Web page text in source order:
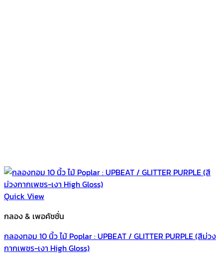
Quick View
กลอง & เพอคัชชั่น
กลองทอม 10 นิ้ว ไม้ Poplar : UPBEAT / GLITTER PURPLE (สีม่วง
กากเพชร-เงา High Gloss)